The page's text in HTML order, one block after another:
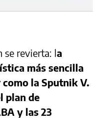
se revierta: la
más sencilla
la Sputnik V.
plan de
y las 23